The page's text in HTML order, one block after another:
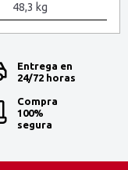
48,3 kg
Entrega en
24/72 horas
Compra
100%
segura